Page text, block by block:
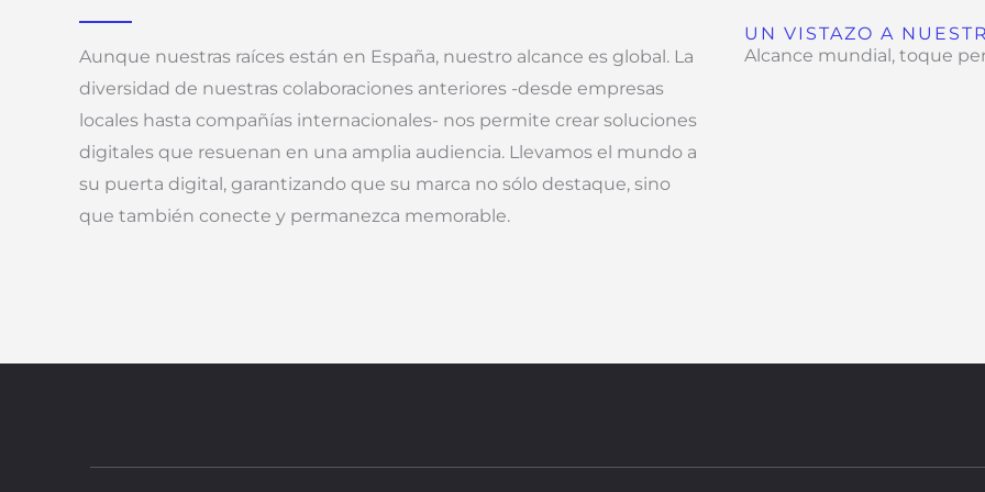
Aunque nuestras raíces están en España, nuestro alcance es global. La
diversidad de nuestras colaboraciones anteriores -desde empresas
locales hasta compañías internacionales- nos permite crear soluciones
digitales que resuenan en una amplia audiencia. Llevamos el mundo a
su puerta digital, garantizando que su marca no sólo destaque, sino
que también conecte y permanezca memorable.
UN VISTAZO A
Alcance mundial, toque